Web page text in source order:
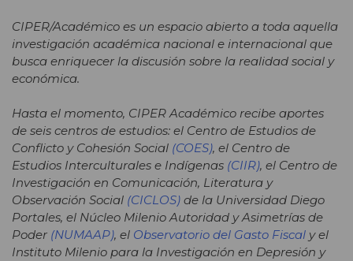
CIPER/Académico es un espacio abierto a toda aquella
investigación académica nacional e internacional que
busca enriquecer la discusión sobre la realidad social y
económica.
Hasta el momento, CIPER Académico recibe aportes
de seis centros de estudios: el Centro de Estudios de
Conflicto y Cohesión Social (COES), el Centro de
Estudios Interculturales e Indígenas (CIIR), el Centro de
Investigación en Comunicación, Literatura y
Observación Social (CICLOS) de la Universidad Diego
Portales, el Núcleo Milenio Autoridad y Asimetrías de
Poder (NUMAAP), el Observatorio del Gasto Fiscal y el
Instituto Milenio para la Investigación en Depresión y